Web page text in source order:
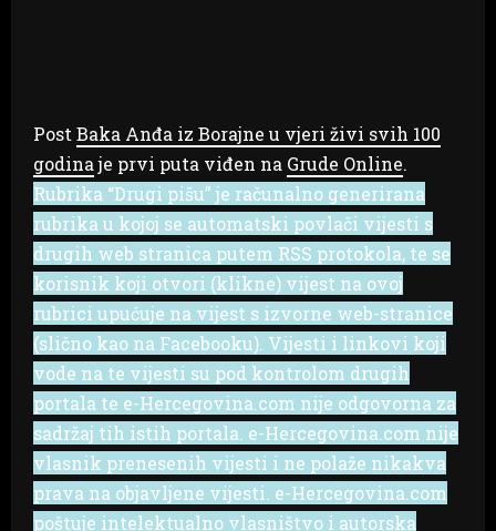
Post Baka Anđa iz Borajne u vjeri živi svih 100
godinaje prvi puta viđen na Grude Online.
Rubrika “Drugi pišu” je računalno generirana
rubrika u kojoj se automatski povlači vijesti s
drugih web stranica putem RSS protokola, te se
korisnik koji otvori (klikne) vijest na ovoj
rubrici upućuje na vijest s izvorne web-stranice
(slično kao na Facebooku). Vijesti i linkovi koji
vode na te vijesti su pod kontrolom drugih
portala te e-Hercegovina.com nije odgovorna za
sadržaj tih istih portala. e-Hercegovina.com nije
vlasnik prenesenih vijesti i ne polaže nikakva
prava na objavljene vijesti. e-Hercegovina.com
poštuje intelektualno vlasništvo i autorska